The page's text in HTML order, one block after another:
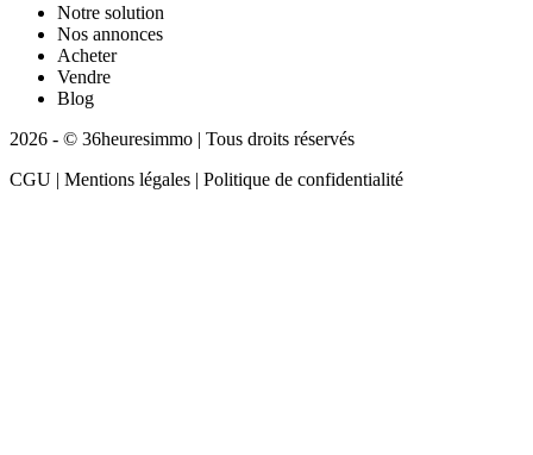
Notre solution
Nos annonces
Acheter
Vendre
Blog
2026 - © 36heuresimmo | Tous droits réservés
CGU | Mentions légales | Politique de confidentialité